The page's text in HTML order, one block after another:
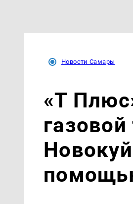
Новости Самары
«Т